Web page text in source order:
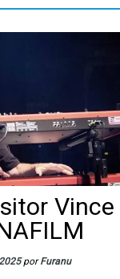
Vince
porFuranu